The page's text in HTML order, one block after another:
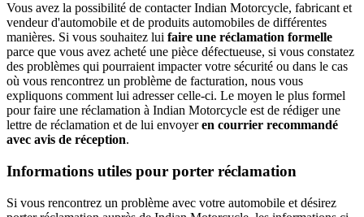
Vous avez la possibilité de contacter Indian Motorcycle, fabricant et
vendeur d'automobile et de produits automobiles de différentes
manières. Si vous souhaitez lui faire une réclamation formelle
parce que vous avez acheté une pièce défectueuse, si vous constatez
des problèmes qui pourraient impacter votre sécurité ou dans le cas
où vous rencontrez un problème de facturation, nous vous
expliquons comment lui adresser celle-ci. Le moyen le plus formel
pour faire une réclamation à Indian Motorcycle est de rédiger une
lettre de réclamation et de lui envoyeren courrier recommandé
avec avis de réception.
Informations utiles pour porter réclamation
Si vous rencontrez un problème avec votre automobile et désirez